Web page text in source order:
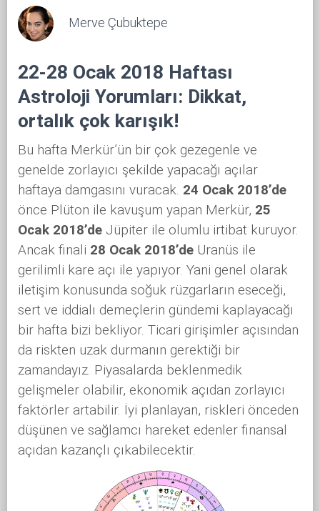
Merve Çubuktepe
22-28 Ocak 2018 Haftası
Astroloji Yorumları: Dikkat,
ortalık çok karışık!
Bu hafta Merkür’ün bir çok gezegenle ve
genelde zorlayıcı şekilde yapacağı açılar
haftaya damgasını vuracak. 24 Ocak 2018’de
önce Plüton ile kavuşum yapan Merkür, 25
Ocak 2018’de Jüpiter ile olumlu irtibat kuruyor.
Ancak finali 28 Ocak 2018’de Uranüs ile
gerilimli kare açı ile yapıyor. Yani genel olarak
iletişim konusunda soğuk rüzgarların eseceği,
sert ve iddialı demeçlerin gündemi kaplayacağı
bir hafta bizi bekliyor. Ticari girişimler açısından
da riskten uzak durmanın gerektiği bir
zamandayız. Piyasalarda beklenmedik
gelişmeler olabilir, ekonomik açıdan zorlayıcı
faktörler artabilir. İyi planlayan, riskleri önceden
düşünen ve sağlamcı hareket edenler finansal
açıdan kazançlı çıkabilecektir.